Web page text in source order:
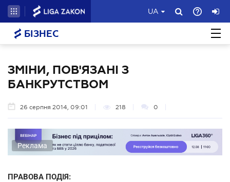
UA
БІЗНЕС
ЗМІНИ, ПОВ'ЯЗАНІ З
БАНКРУТСТВОМ
26 серпня 2014, 09:01 218 0
Реклама
ПРАВОВА ПОДІЯ: